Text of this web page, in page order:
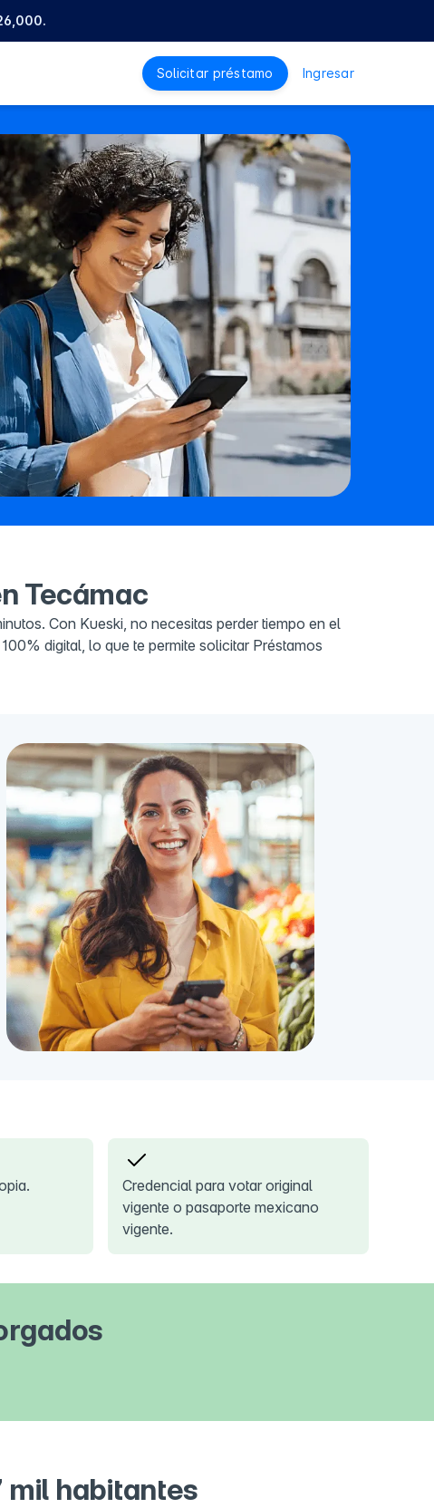
Solicitar préstamo Ingresar
Tecámac
Con Kueski, no necesitas perder tiempo en el
digital, lo que te permite solicitar Préstamos
Credencial para votar original
vigente o pasaporte mexicano
vigente.
mil habitantes